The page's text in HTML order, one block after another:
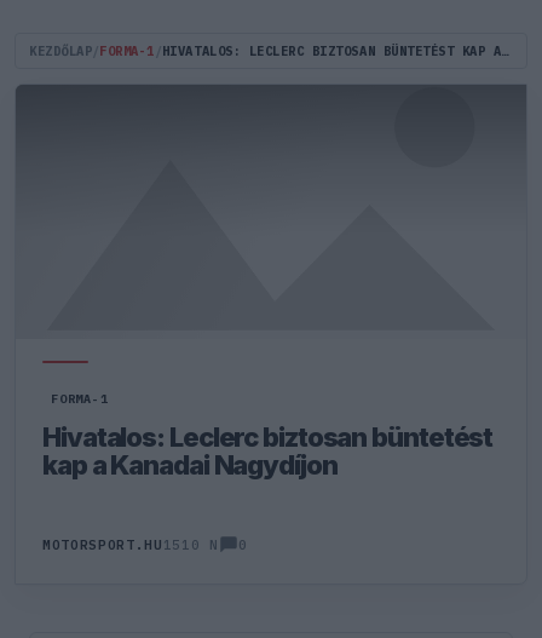
KEZDŐLAP FORMA-1 HIVATALOS: LECLERC BIZTOSAN BÜNTETÉST KAP A KANADAI NAGYDÍJON
FORMA-1
Hivatalos: Leclerc biztosan büntetést
kap a Kanadai Nagydíjon
MOTORSPORT.HU 1510 N 0